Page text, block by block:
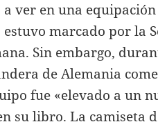
ver en una
estuvo marcado por la
Sin embargo,
de Alemania
fue «elevado a un
su libro. La camiseta